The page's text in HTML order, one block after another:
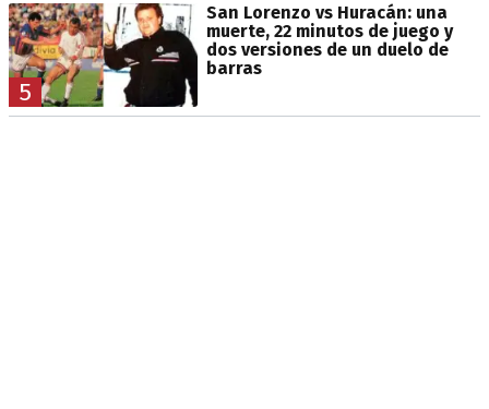
5
San Lorenzo vs Huracán: una
muerte, 22 minutos de juego y
dos versiones de un duelo de
barras